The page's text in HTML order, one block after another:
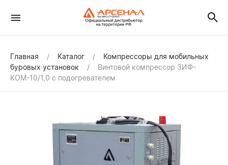
Главная Каталог
Компрессоры для мобильных
буровых установок
Винтовой компрессор ЗИФ-
КОМ-10/1,0 с подогревателем